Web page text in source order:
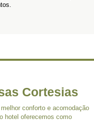
Cortesias
conforto e acomodação
hotel oferecemos como